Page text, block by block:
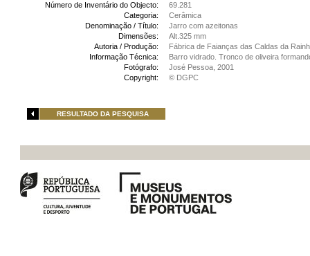
Número de Inventário do Objecto:
69.281
Categoria:
Cerâmica
Denominação / Título:
Jarro com azeitonas
Dimensões:
Alt.325 mm
Autoria / Produção:
Fábrica de Faianças das Caldas da
Informação Técnica:
Barro vidrado. Tronco de oliveira
Fotógrafo:
José Pessoa, 2001
Copyright:
© DGPC
RESULTADO DA PESQUISA